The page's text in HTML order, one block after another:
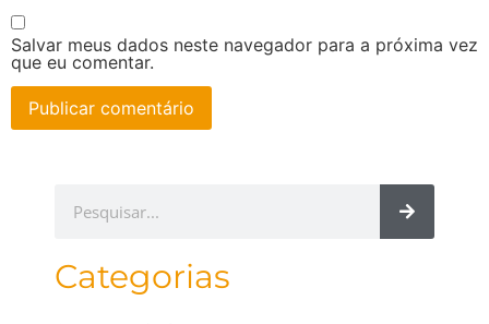
Salvar meus dados neste navegador para a próxima vez
que eu comentar.
Categorias